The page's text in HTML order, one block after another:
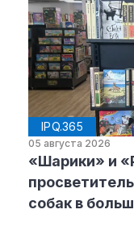
IPQ.365
05 августа 2026
«Шарики» и
собак в